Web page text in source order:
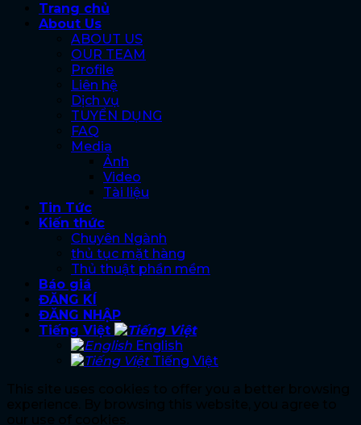
Trang chủ
About Us
ABOUT US
OUR TEAM
Profile
Liên hệ
Dịch vụ
TUYỂN DỤNG
FAQ
Media
Ảnh
Video
Tài liệu
Tin Tức
Kiến thức
Chuyên Ngành
thủ tục mặt hàng
Thủ thuật phần mềm
Báo giá
ĐĂNG KÍ
ĐĂNG NHẬP
Tiếng Việt
English
Tiếng Việt